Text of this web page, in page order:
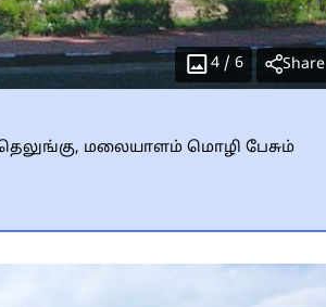
4/ 6 Share
மலையாளம் மொழி பேசும்